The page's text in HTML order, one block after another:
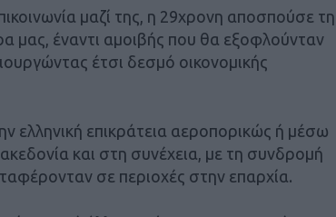
μαζί της, η 29χρονη αποσπούσε τη
μας, έναντι αμοιβής που θα εξοφλούνταν
έτσι δεσμό οικονομικής
ελληνική επικράτεια αεροπορικώς ή μέσω
και στη συνέχεια, με τη συνδρομή
σε περιοχές στην επαρχία.